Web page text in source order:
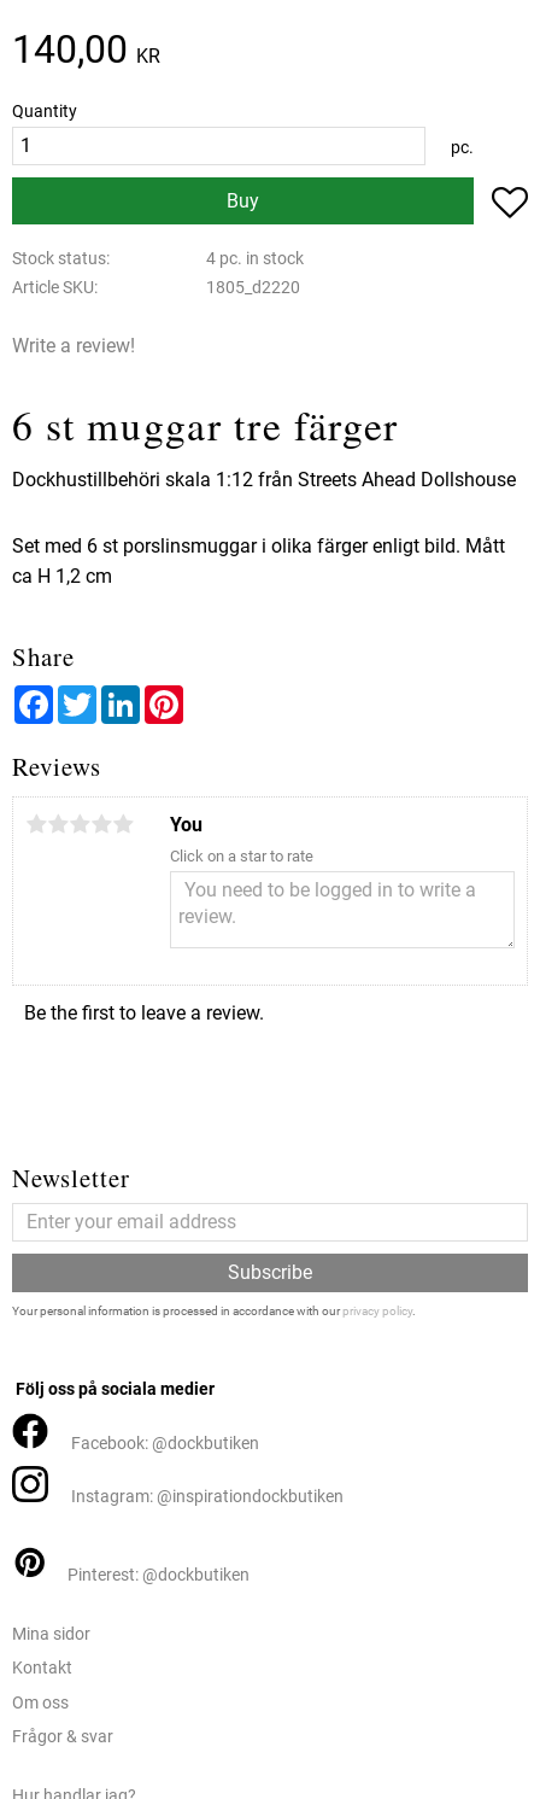
140,00 KR
Quantity
pc.
Buy
Stock status
4 pc. in stock
Article SKU
1805_d2220
Write a review!
6 st muggar tre färger
Dockhustillbehöri skala 1:12 från Streets Ahead Dollshouse
Set med 6 st porslinsmuggar i olika färger enligt bild. Mått
ca H 1,2 cm
Share
FacebookTwitterLinkedIn
Reviews
You
Click on a star to rate
Be the first to leave a review.
Newsletter
Subscribe
Your personal information is processed in accordance with ourprivacy policy.
Följ oss på sociala medier
Facebook: @dockbutiken
Instagram: @inspirationdockbutiken
Pinterest: @dockbutiken
Mina sidor
Kontakt
Om oss
Frågor & svar